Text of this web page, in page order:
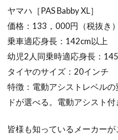
ヤマハ［PAS Babby XL］
価格：133，000円（税抜き）
乗車適応身長：142cm以上
幼児2人同乗時適応身長：
タイヤのサイズ：20インチ
特徴：電動アシストレベル
ドが選べる。電動アシスト付
皆様も知っているメーカー